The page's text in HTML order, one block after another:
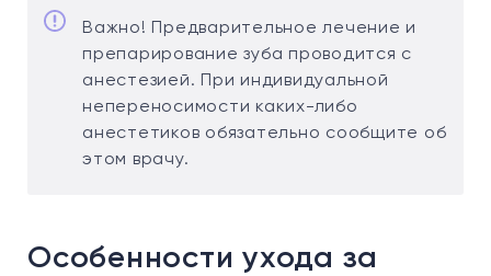
Важно! Предварительное лечение и
препарирование зуба проводится с
анестезией. При индивидуальной
непереносимости каких-либо
анестетиков обязательно сообщите об
этом врачу.
Особенности ухода за